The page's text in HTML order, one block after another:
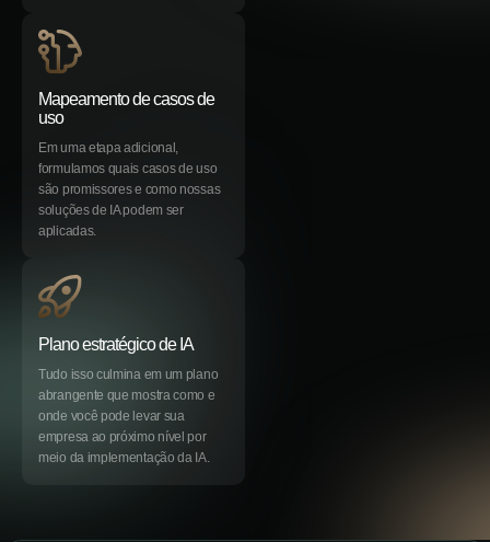
Mapeamento de casos de
uso
Em uma etapa adicional,
formulamos quais casos de uso
são promissores e como nossas
soluções de IA podem ser
aplicadas.
Plano estratégico de IA
Tudo isso culmina em um plano
abrangente que mostra como e
onde você pode levar sua
empresa ao próximo nível por
meio da implementação da IA.